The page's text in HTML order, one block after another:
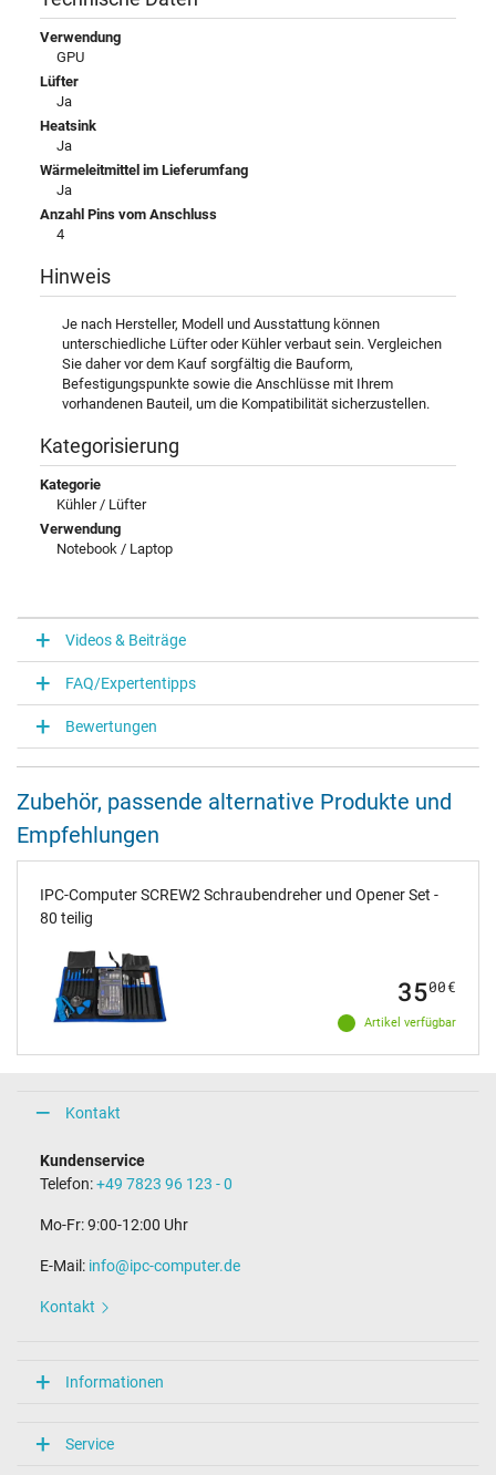
Verwendung
GPU
Lüfter
Ja
Heatsink
Ja
Wärmeleitmittel im Lieferumfang
Ja
Anzahl Pins vom Anschluss
4
Hinweis
Je nach Hersteller, Modell und Ausstattung können
unterschiedliche Lüfter oder Kühler verbaut sein. Vergleichen
Sie daher vor dem Kauf sorgfältig die Bauform,
Befestigungspunkte sowie die Anschlüsse mit Ihrem
vorhandenen Bauteil, um die Kompatibilität sicherzustellen.
Kategorisierung
Kategorie
Kühler / Lüfter
Verwendung
Notebook / Laptop
Videos & Beiträge
FAQ/Expertentipps
Bewertungen
Zubehör, passende alternative Produkte und
Empfehlungen
IPC-Computer SCREW2 Schraubendreher und Opener Set -
80 teilig
Artikel verfügbar
3500€
Kontakt
Kundenservice
Telefon:+49 7823 96 123 - 0
Mo-Fr: 9:00-12:00 Uhr
E-Mail: info@ipc-computer.de
Kontakt
Informationen
Service